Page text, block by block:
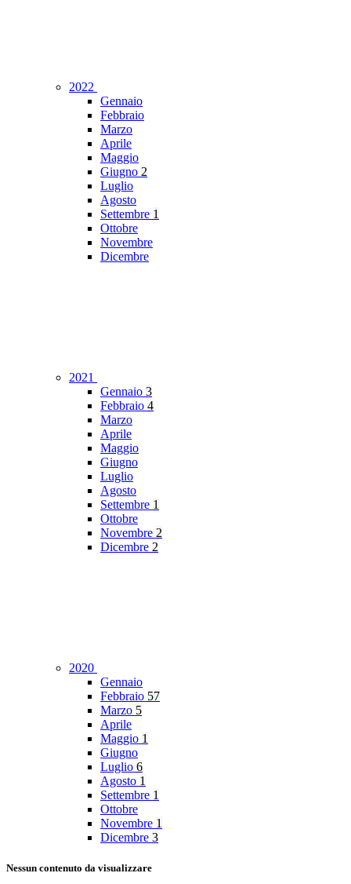
2022
Gennaio
Febbraio
Marzo
Aprile
Maggio
Giugno 2
Luglio
Agosto
Settembre 1
Ottobre
Novembre
Dicembre
2021
Gennaio 3
Febbraio 4
Marzo
Aprile
Maggio
Giugno
Luglio
Agosto
Settembre 1
Ottobre
Novembre 2
Dicembre 2
2020
Gennaio
Febbraio 57
Marzo 5
Aprile
Maggio 1
Giugno
Luglio 6
Agosto 1
Settembre 1
Ottobre
Novembre 1
Dicembre 3
Nessun contenuto da visualizzare